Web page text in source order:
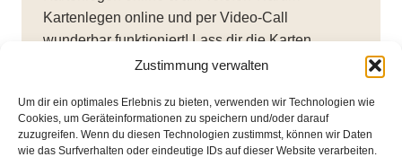
Zustimmung verwalten
Um dir ein optimales Erlebnis zu bieten, verwenden wir Technologien wie
Cookies, um Geräteinformationen zu speichern und/oder darauf
zuzugreifen. Wenn du diesen Technologien zustimmst, können wir Daten
wie das Surfverhalten oder eindeutige IDs auf dieser Website verarbeiten.
Kartenlegen online und per Video-Call
wunderbar funktioniert! Lass dir die Karten…
WARUM
ONLINE
FUNKTIONIERT